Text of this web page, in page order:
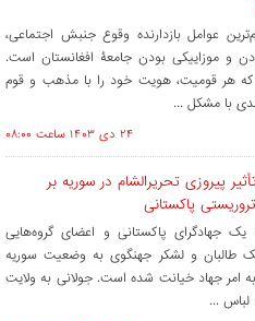
عوامل بازدارنده وقوع جنبش اجتماعی،
و موزاییکی بودن جامعۀ افغانستان است.
که هر قومیت، هویت خود را با مذهب و قوم
با مشکل ...
۲۴ دی ۱۴۰۳ ساعت ۰۸:۰۰
پیروزی تحریرالشام در سوریه بر
پاکستانی
یک جهادگرای پاکستانی و اعضای گروه‌‏هایی
طالبان و لشکر جهنگوی به وضعیت سوریه
به امر جهاد خیانت شده است. جولانی به ولایت
لباس ...